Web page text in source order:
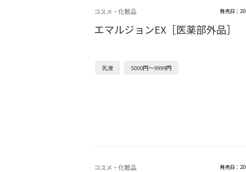
コスメ・化粧品 発売日：
エマルジョンEX［医薬部外品］
乳液 5000円～9999円
コスメ・化粧品 発売日：